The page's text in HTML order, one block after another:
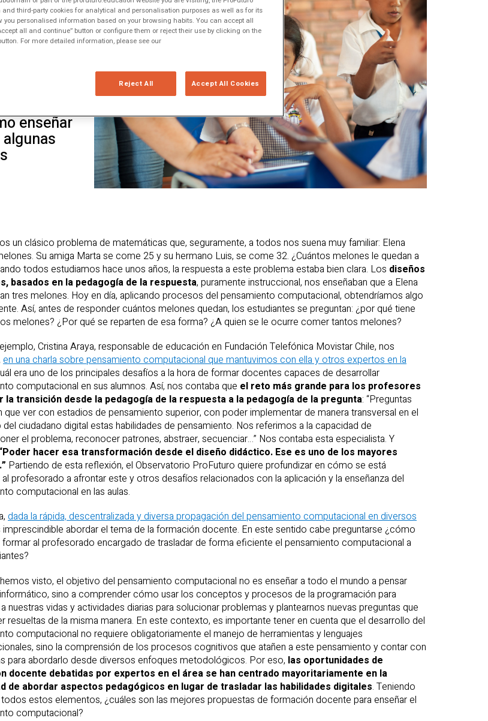
Estas
y
una
enseñar
un clásico problema de matemáticas que, seguramente, a todos nos suena muy familiar: Elena
Su amiga Marta se come 25 y su hermano Luis, se come 32. ¿Cuántos melones le quedan a
todos estudiamos hace unos años, la respuesta a este problema estaba bien clara. Los diseños
basados en la pedagogía de la respuesta, puramente instruccional, nos enseñaban que a Elena
tres melones. Hoy en día, aplicando procesos del pensamiento computacional, obtendríamos algo
Así, antes de responder cuántos melones quedan, los estudiantes se preguntan: ¿por qué tiene
melones? ¿Por qué se reparten de esa forma? ¿A quien se le ocurre comer tantos melones?
Cristina Araya, responsable de educación en Fundación Telefónica Movistar Chile, nos
en una charla sobre pensamiento computacional que mantuvimos con ella y otros expertos en la
era uno de los principales desafíos a la hora de formar docentes capaces de desarrollar
computacional en sus alumnos. Así, nos contaba que el reto más grande para los profesores
la transición desde la pedagogía de la respuesta a la pedagogía de la pregunta: “Preguntas
que ver con estadios de pensamiento superior, con poder implementar de manera transversal en el
ciudadano digital estas habilidades de pensamiento. Nos referimos a la capacidad de
el problema, reconocer patrones, abstraer, secuenciar…” Nos contaba esta especialista. Y
hacer esa transformación desde el diseño didáctico. Ese es uno de los mayores
Partiendo de esta reflexión, el Observatorio ProFuturo quiere profundizar en cómo se está
al profesorado a afrontar este y otros desafíos relacionados con la aplicación y la enseñanza del
computacional en las aulas.
dada la rápida, descentralizada y diversa propagación del pensamiento computacional en diversos
imprescindible abordar el tema de la formación docente. En este sentido cabe preguntarse ¿cómo
al profesorado encargado de trasladar de forma eficiente el pensamiento computacional a
visto, el objetivo del pensamiento computacional no es enseñar a todo el mundo a pensar
sino a comprender cómo usar los conceptos y procesos de la programación para
nuestras vidas y actividades diarias para solucionar problemas y plantearnos nuevas preguntas que
resueltas de la misma manera. En este contexto, es importante tener en cuenta que el desarrollo del
computacional no requiere obligatoriamente el manejo de herramientas y lenguajes
sino la comprensión de los procesos cognitivos que atañen a este pensamiento y contar con
para abordarlo desde diversos enfoques metodológicos. Por eso, las oportunidades de
docente debatidas por expertos en el área se han centrado mayoritariamente en la
de abordar aspectos pedagógicos en lugar de trasladar las habilidades digitales. Teniendo
estos elementos, ¿cuáles son las mejores propuestas de formación docente para enseñar el
computacional?
third-party cookies for analytical and personalisation purposes as well as for its
you personalised information based on your browsing habits. You can accept all
all and continue” button or configure them or reject their use by clicking on the
For more detailed information, please see our
Reject All Accept All Cookies